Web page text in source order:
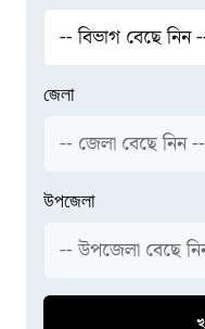
জেলা
উপজেলা